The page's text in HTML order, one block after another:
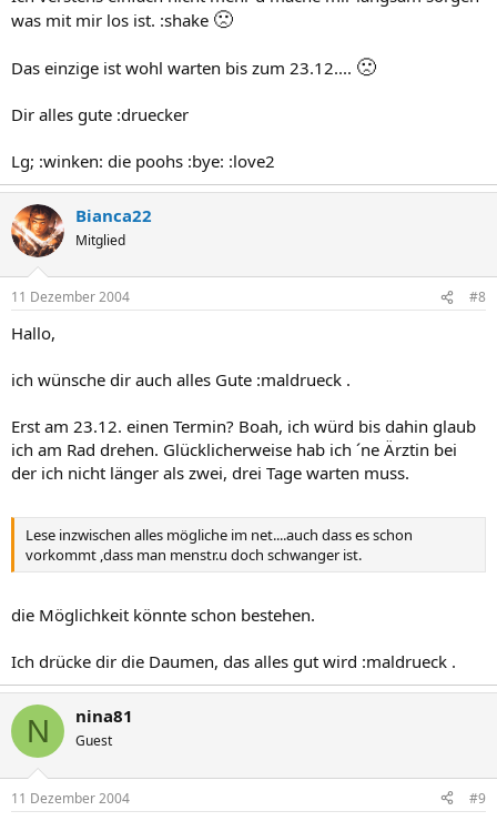
was mit mir los ist. :shake 🙁
Das einzige ist wohl warten bis zum 23.12.... 🙁
Dir alles gute :druecker
Lg; :winken: die poohs :bye: :love2
Bianca22
Mitglied
11 Dezember 2004 #8
Hallo,
ich wünsche dir auch alles Gute :maldrueck .
Erst am 23.12. einen Termin? Boah, ich würd bis dahin glaub
ich am Rad drehen. Glücklicherweise hab ich ´ne Ärztin bei
der ich nicht länger als zwei, drei Tage warten muss.
Lese inzwischen alles mögliche im net....auch dass es schon
vorkommt ,dass man menstr.u doch schwanger ist.
die Möglichkeit könnte schon bestehen.
Ich drücke dir die Daumen, das alles gut wird :maldrueck .
N nina81
Guest
11 Dezember 2004 #9